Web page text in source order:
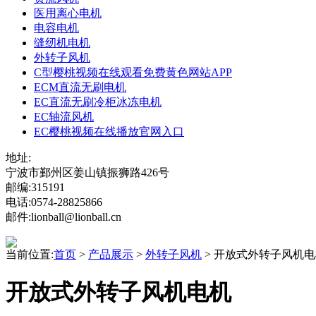
医用离心电机
电容电机
缝纫机电机
外转子风机
C型樱桃视频在线观看免费黄色网站APP
ECM直流无刷电机
EC直流无刷冷柜冰冻电机
EC轴流风机
EC樱桃视频在线播放官网入口
地址:
宁波市鄞州区姜山镇振狮路426号
邮编:315191
电话:0574-28825866
邮件:lionball@lionball.cn
当前位置:首页 > 产品展示 > 外转子风机 > 开放式外转子风机
开放式外转子风机电机